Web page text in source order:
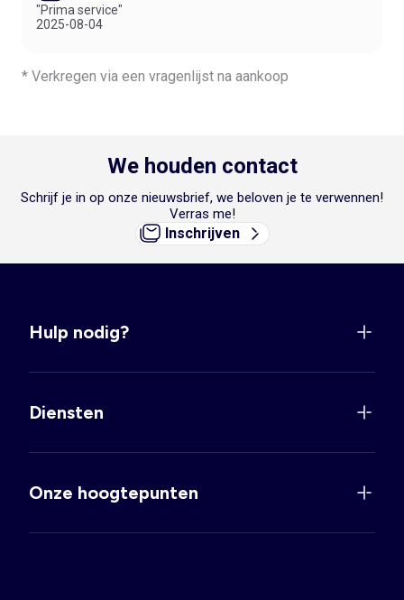
"Prima service"
2025-08-04
* Verkregen via een vragenlijst na aankoop
We houden contact
Schrijf je in op onze nieuwsbrief, we beloven je te verwennen!
Verras me!
Inschrijven
Hulp nodig?
Diensten
Onze hoogtepunten